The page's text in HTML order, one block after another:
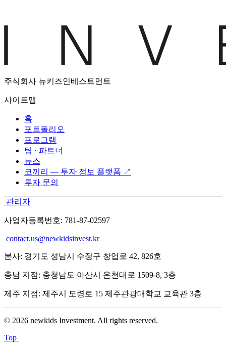
주식회사 뉴키즈인베스트먼트
사이트맵
홈
포트폴리오
프로그램
팀 · 파트너
뉴스
코끼리 — 투자 정보 플랫폼 ↗
투자 문의
관리자
사업자등록번호: 781-87-02597
contact.us@newkidsinvest.kr
본사: 경기도 성남시 수정구 창업로 42, 826호
충남 지점: 충청남도 아산시 온천대로 1509-8, 3층
제주 지점: 제주시 도령로 15 제주관광대학교 교육관 3층
© 2026 newkids Investment. All rights reserved.
Top